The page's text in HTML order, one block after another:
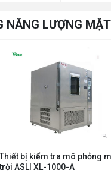
NĂNG LƯỢNG
Thiết bị kiểm tra mô phỏng
trời ASLI XL-1000-A